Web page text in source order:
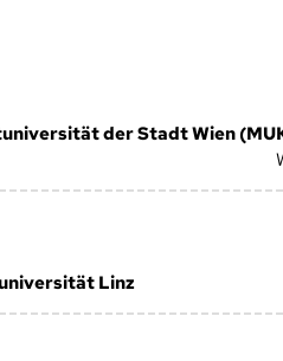
der Stadt Wien
Linz